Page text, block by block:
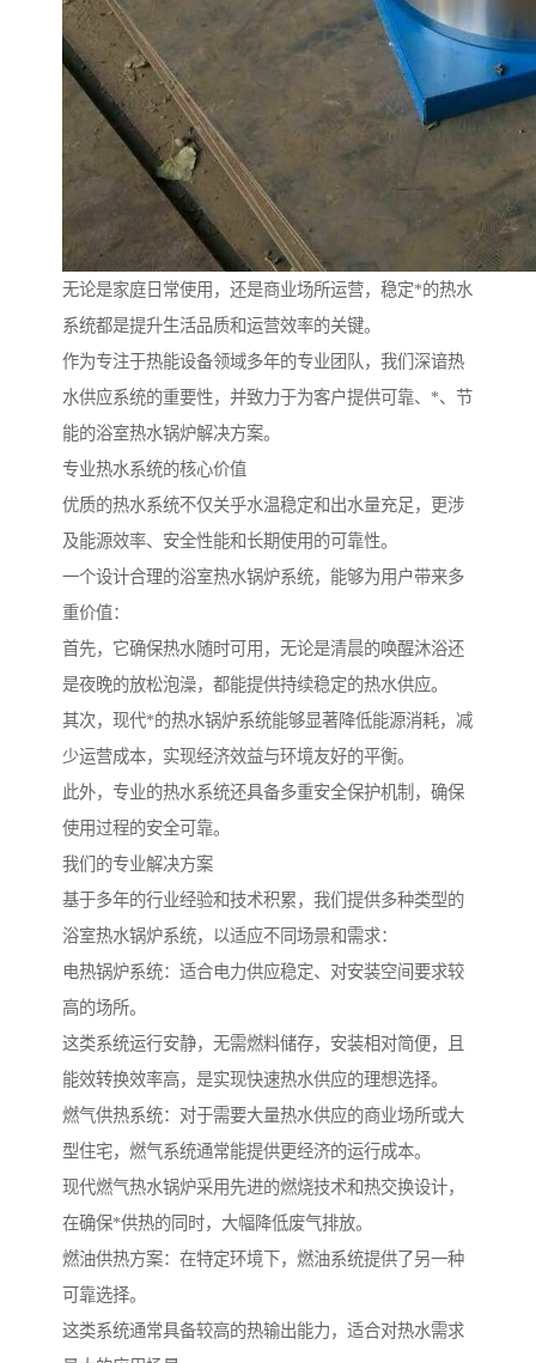
无论是家庭日常使用，还是商业场所运营，稳定*的热水
系统都是提升生活品质和运营效率的关键。
作为专注于热能设备领域多年的专业团队，我们深谙热
水供应系统的重要性，并致力于为客户提供可靠、*、节
能的浴室热水锅炉解决方案。
专业热水系统的核心价值
优质的热水系统不仅关乎水温稳定和出水量充足，更涉
及能源效率、安全性能和长期使用的可靠性。
一个设计合理的浴室热水锅炉系统，能够为用户带来多
重价值：
首先，它确保热水随时可用，无论是清晨的唤醒沐浴还
是夜晚的放松泡澡，都能提供持续稳定的热水供应。
其次，现代*的热水锅炉系统能够显著降低能源消耗，减
少运营成本，实现经济效益与环境友好的平衡。
此外，专业的热水系统还具备多重安全保护机制，确保
使用过程的安全可靠。
我们的专业解决方案
基于多年的行业经验和技术积累，我们提供多种类型的
浴室热水锅炉系统，以适应不同场景和需求：
电热锅炉系统：适合电力供应稳定、对安装空间要求较
高的场所。
这类系统运行安静，无需燃料储存，安装相对简便，且
能效转换效率高，是实现快速热水供应的理想选择。
燃气供热系统：对于需要大量热水供应的商业场所或大
型住宅，燃气系统通常能提供更经济的运行成本。
现代燃气热水锅炉采用先进的燃烧技术和热交换设计，
在确保*供热的同时，大幅降低废气排放。
燃油供热方案：在特定环境下，燃油系统提供了另一种
可靠选择。
这类系统通常具备较高的热输出能力，适合对热水需求